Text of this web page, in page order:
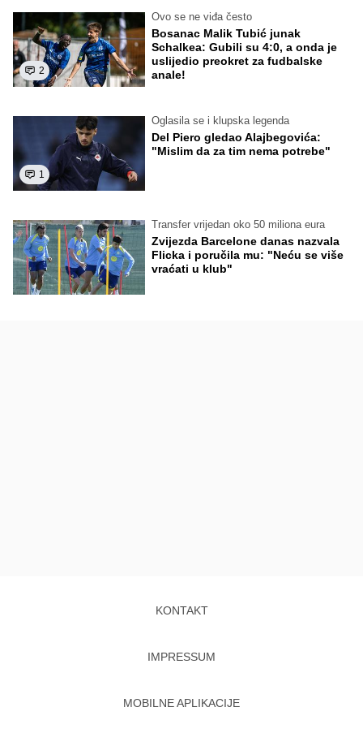
2
Ovo se ne viđa često
Bosanac Malik Tubić junak
Schalkea: Gubili su 4:0, a onda je
uslijedio preokret za fudbalske
anale!
1
Oglasila se i klupska legenda
Del Piero gledao Alajbegovića:
"Mislim da za tim nema potrebe"
Transfer vrijedan oko 50 miliona eura
Zvijezda Barcelone danas nazvala
Flicka i poručila mu: "Neću se više
vraćati u klub"
KONTAKT
IMPRESSUM
MOBILNE APLIKACIJE